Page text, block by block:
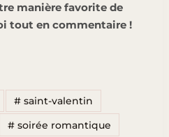
manière favorite de
tout en commentaire !
#saint-valentin
#soirée romantique